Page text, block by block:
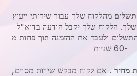
תשלום מהלקוח שלך עבור שירותי ייעוץ
שלך. הלקוח שלך יקבל הודעה בדוא"ל
התשלום ולעבד את ההזמנה תוך פחות מ
-60 שניות
מחיר. אם לקוח מבקש שירות מסוים,